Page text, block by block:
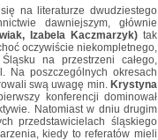
na literaturze dwudziestego
dawniejszym, głównie
Izabela Kaczmarzyk)tak
oczywiście niekompletnego,
na przestrzeni całego,
Na poszczególnych okresach
swą uwagę min. Krystyna
konferencji dominował
Natomiast w dniu drugim
przedstawicielach śląskiego
kiedy to referatów mieli